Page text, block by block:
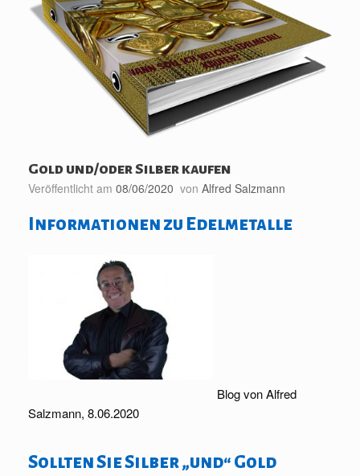
Gold und/oder Silber kaufen
Veröffentlicht am 08/06/2020 von Alfred Salzmann
Informationen zu Edelmetalle
Blog von Alfred
Salzmann, 8.06.2020
Sollten Sie Silber „und“ Gold